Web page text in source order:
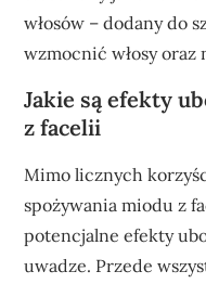
włosów – dodany do
wzmocnić włosy oraz
Jakie są efekty
z facelii
Mimo licznych
spożywania miodu z
potencjalne efekty
uwadze. Przede